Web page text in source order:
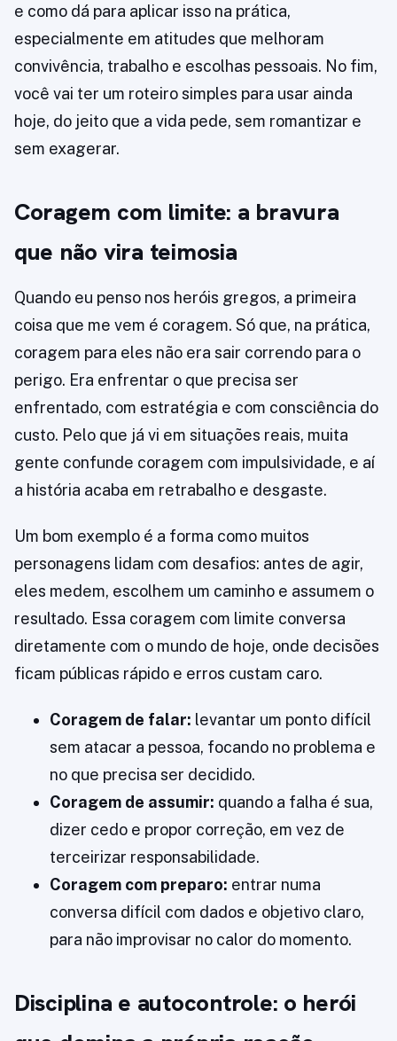
e como dá para aplicar isso na prática,
especialmente em atitudes que melhoram
convivência, trabalho e escolhas pessoais. No fim,
você vai ter um roteiro simples para usar ainda
hoje, do jeito que a vida pede, sem romantizar e
sem exagerar.
Coragem com limite: a bravura
que não vira teimosia
Quando eu penso nos heróis gregos, a primeira
coisa que me vem é coragem. Só que, na prática,
coragem para eles não era sair correndo para o
perigo. Era enfrentar o que precisa ser
enfrentado, com estratégia e com consciência do
custo. Pelo que já vi em situações reais, muita
gente confunde coragem com impulsividade, e aí
a história acaba em retrabalho e desgaste.
Um bom exemplo é a forma como muitos
personagens lidam com desafios: antes de agir,
eles medem, escolhem um caminho e assumem o
resultado. Essa coragem com limite conversa
diretamente com o mundo de hoje, onde decisões
ficam públicas rápido e erros custam caro.
Coragem de falar: levantar um ponto difícil
sem atacar a pessoa, focando no problema e
no que precisa ser decidido.
Coragem de assumir: quando a falha é sua,
dizer cedo e propor correção, em vez de
terceirizar responsabilidade.
Coragem com preparo: entrar numa
conversa difícil com dados e objetivo claro,
para não improvisar no calor do momento.
Disciplina e autocontrole: o herói